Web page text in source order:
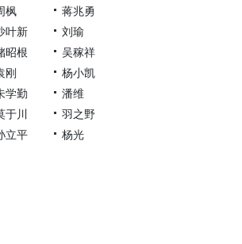
枫
蒋兆勇
叶新
刘瑜
昭根
吴稼祥
刚
杨小凯
学勤
潘维
于川
羽之野
立平 杨光